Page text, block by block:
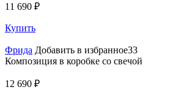
11 690 ₽
Купить
Фрида Добавить в избранное33
Композиция в коробке со свечой
12 690 ₽